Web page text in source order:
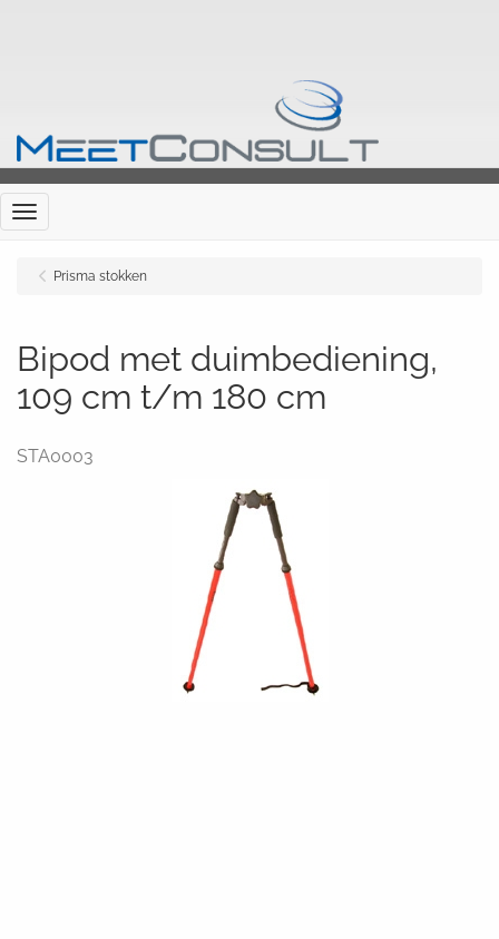
Menu
Prisma stokken
Bipod met duimbediening,
109 cm t/m 180 cm
STA0003